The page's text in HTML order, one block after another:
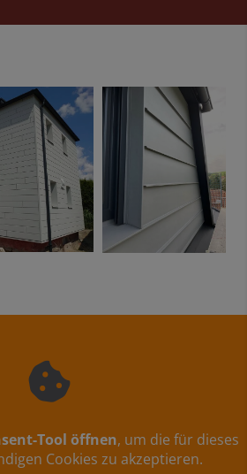
Tool öffnen, um die für dieses
Cookies zu akzeptieren.